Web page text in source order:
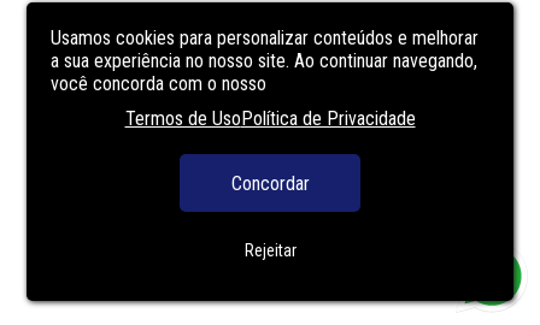
Usamos cookies para personalizar conteúdos e melhorar
a sua experiência no nosso site. Ao continuar navegando,
você concorda com o nosso
Termos de UsoPolítica de Privacidade
Concordar
Rejeitar